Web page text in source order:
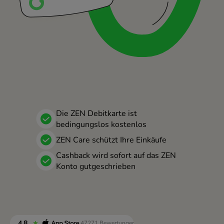
Portugal (Português)
România (Română)
Slovensko (Slovenčina)
Singapore (English)
United Kingdom (English)
International (English)
Die ZEN Debitkarte ist
bedingungslos kostenlos
ZEN Care schützt Ihre Einkäufe
Cashback wird sofort auf das ZEN
Konto gutgeschrieben